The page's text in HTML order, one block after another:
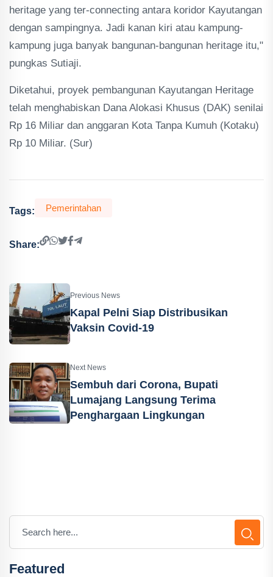
heritage yang ter-connecting antara koridor Kayutangan
dengan sampingnya. Jadi kanan kiri atau kampung-
kampung juga banyak bangunan-bangunan heritage itu,"
pungkas Sutiaji.
Diketahui, proyek pembangunan Kayutangan Heritage
telah menghabiskan Dana Alokasi Khusus (DAK) senilai
Rp 16 Miliar dan anggaran Kota Tanpa Kumuh (Kotaku)
Rp 10 Miliar. (Sur)
Tags: Pemerintahan
Share:
Previous News
Kapal Pelni Siap Distribusikan
Vaksin Covid-19
Next News
Sembuh dari Corona, Bupati
Lumajang Langsung Terima
Penghargaan Lingkungan
Featured